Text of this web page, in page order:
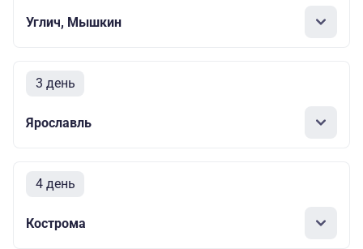
Углич, Мышкин
3 день
Ярославль
4 день
Кострома